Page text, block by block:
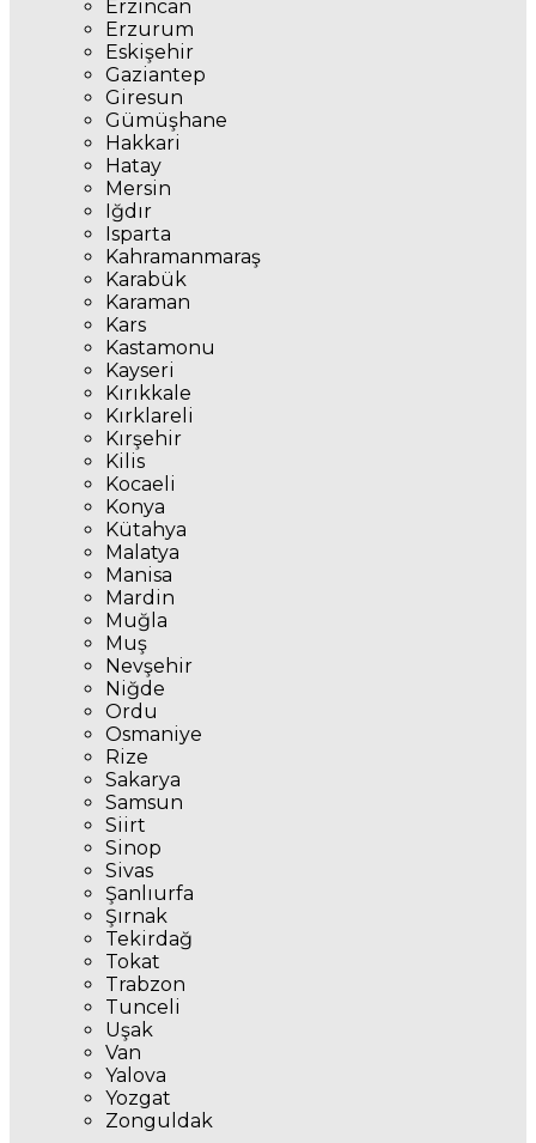
Erzincan
Erzurum
Eskişehir
Gaziantep
Giresun
Gümüşhane
Hakkari
Hatay
Mersin
Iğdır
Isparta
Kahramanmaraş
Karabük
Karaman
Kars
Kastamonu
Kayseri
Kırıkkale
Kırklareli
Kırşehir
Kilis
Kocaeli
Konya
Kütahya
Malatya
Manisa
Mardin
Muğla
Muş
Nevşehir
Niğde
Ordu
Osmaniye
Rize
Sakarya
Samsun
Siirt
Sinop
Sivas
Şanlıurfa
Şırnak
Tekirdağ
Tokat
Trabzon
Tunceli
Uşak
Van
Yalova
Yozgat
Zonguldak